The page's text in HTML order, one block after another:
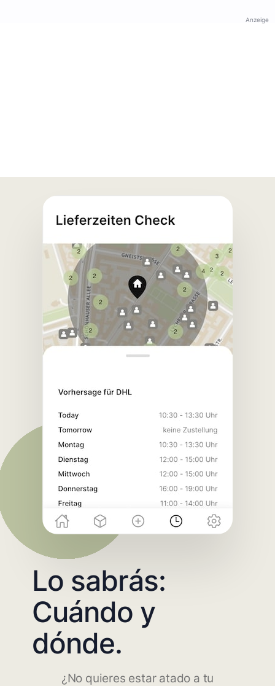
Anzeige
Lo sabrás:
Cuándo y
dónde.
¿No quieres estar atado a tu